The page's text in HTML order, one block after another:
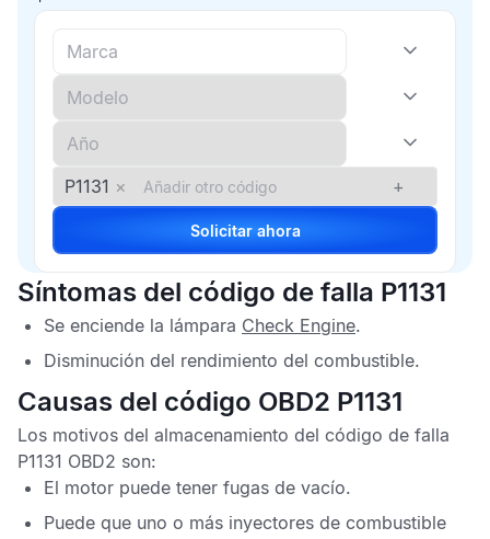
P1131 × +
Solicitar ahora
Síntomas del código de falla P1131
Se enciende la lámpara Check Engine.
Disminución del rendimiento del combustible.
Causas del código OBD2 P1131
Los motivos del almacenamiento del código de falla
P1131 OBD2 son:
El motor puede tener fugas de vacío.
Puede que uno o más inyectores de combustible